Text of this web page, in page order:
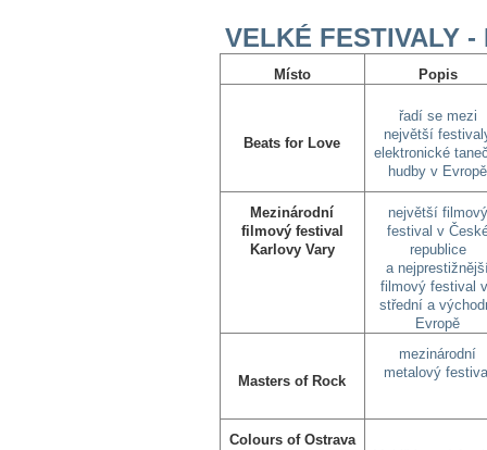
VELKÉ FESTIVALY -
Místo Popis
Beats for Love
řadí se mezi
největší
elektronické
hudby v Evropě
Mezinárodní
filmový festival
Karlovy Vary
největší filmový
festival v
republice
a
filmový festival
střední a
Evropě
Masters of Rock
mezinárodní
metalový
Colours of Ostrava